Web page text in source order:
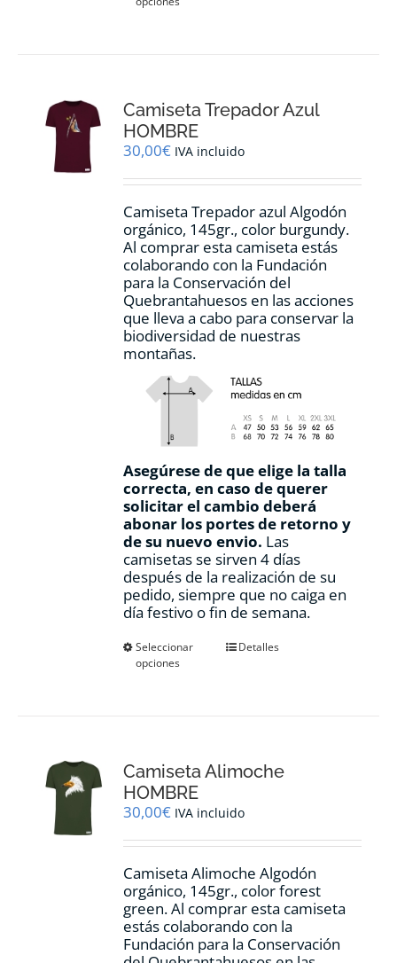
se
elegir
la
de
producto
Camiseta Trepador Azul
HOMBRE
30,00€ IVA incluido
Camiseta Trepador azul Algodón
orgánico, 145gr., color burgundy.
Al comprar esta camiseta estás
colaborando con la Fundación
para la Conservación del
Quebrantahuesos en las acciones
que lleva a cabo para conservar la
biodiversidad de nuestras
montañas.
Asegúrese de que elige la talla
correcta, en caso de querer
solicitar el cambio deberá
abonar los portes de retorno y
de su nuevo envio. Las
camisetas se sirven 4 días
después de la realización de su
pedido, siempre que no caiga en
día festivo o fin de semana.
Seleccionar
opciones
Este
se
elegir
la
de
producto
Detalles
Camiseta Alimoche
HOMBRE
30,00€ IVA incluido
Camiseta Alimoche Algodón
orgánico, 145gr., color forest
green. Al comprar esta camiseta
estás colaborando con la
Fundación para la Conservación